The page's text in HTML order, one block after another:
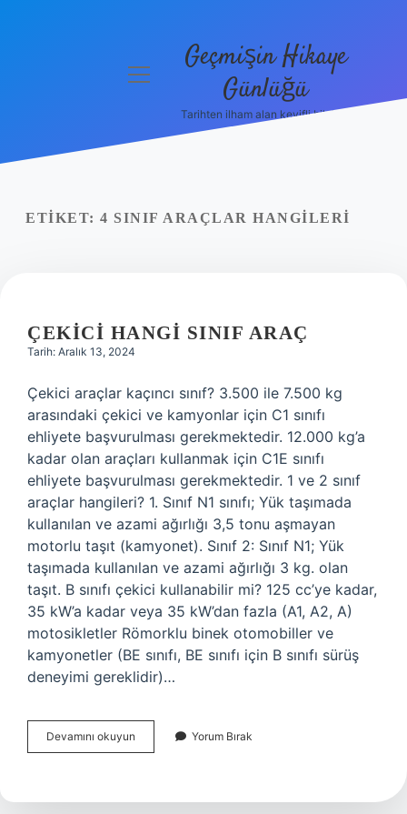
menüyü
Geçmişin Hikaye
Günlüğü
Tarihten ilham alan keyifli bilgiler!
ETIKET: 4 SINIF ARAÇLAR HANGILERI
ÇEKICI HANGI SINIF ARAÇ
Tarih: Aralık 13, 2024
Çekici araçlar kaçıncı sınıf? 3.500 ile 7.500 kg
arasındaki çekici ve kamyonlar için C1 sınıfı
ehliyete başvurulması gerekmektedir. 12.000 kg’a
kadar olan araçları kullanmak için C1E sınıfı
ehliyete başvurulması gerekmektedir. 1 ve 2 sınıf
araçlar hangileri? 1. Sınıf N1 sınıfı; Yük taşımada
kullanılan ve azami ağırlığı 3,5 tonu aşmayan
motorlu taşıt (kamyonet). Sınıf 2: Sınıf N1; Yük
taşımada kullanılan ve azami ağırlığı 3 kg. olan
taşıt. B sınıfı çekici kullanabilir mi? 125 cc’ye kadar,
35 kW’a kadar veya 35 kW’dan fazla (A1, A2, A)
motosikletler Römorklu binek otomobiller ve
kamyonetler (BE sınıfı, BE sınıfı için B sınıfı sürüş
deneyimi gereklidir)…
Devamını okuyun
Hangi
Yorum Bırak